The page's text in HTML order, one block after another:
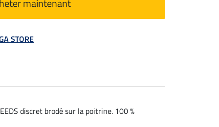
maintenant
STORE
discret brodé sur la poitrine. 100 %